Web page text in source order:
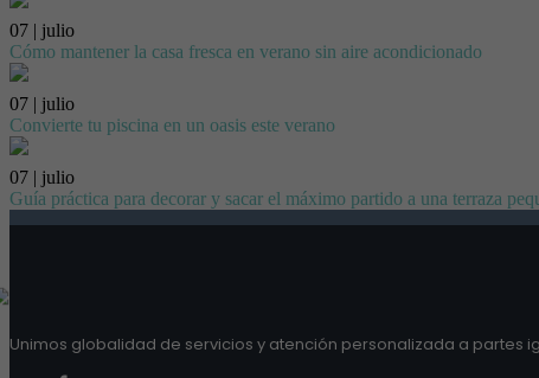
07 | julio
Cómo mantener la casa fresca en verano sin aire acondicionado
07 | julio
Convierte tu piscina en un oasis este verano
07 | julio
Guía práctica para decorar y sacar el máximo partido a una terraza
Unimos globalidad de servicios y atención personalizada a partes